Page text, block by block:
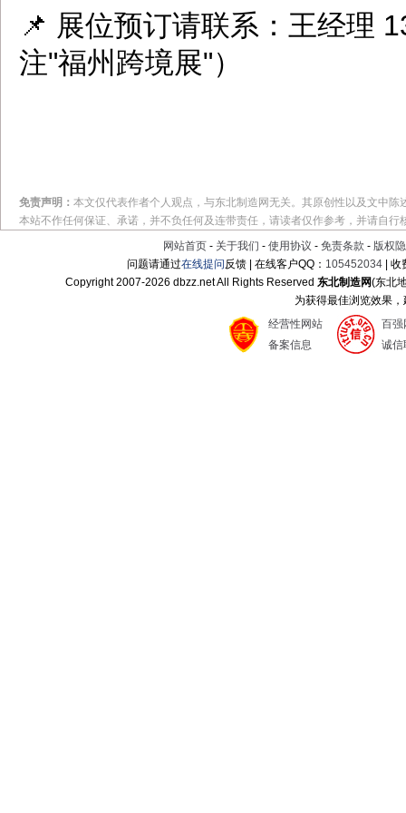
📌 展位预订请联系：王经理
注"福州跨境展"）
免责声明： 本文仅代表作者个人观点，与东北制造网无关。其原创性以及文中
本站不作任何保证、承诺，并不负任何及连带责任，请读者仅作参考，并请自行
网站首页 - 关于我们 - 使用协议 - 免责条款 - 版权
问题请通过在线提问反馈 | 在线客户QQ： 105452034 |
Copyright 2007-2026 dbzz.net All Rights Reserved东北制造网(东北
为获得最佳浏览效果
经营性网站
备案信息
百强
诚信